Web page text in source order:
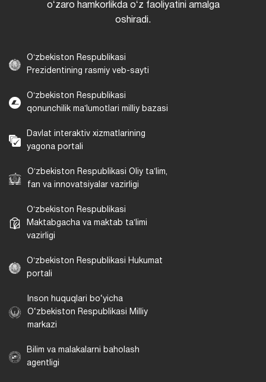
oʻzaro hamkorlikda oʻz faoliyatini amalga
oshiradi.
Oʻzbekiston Respublikasi
Prezidentining rasmiy veb-sayti
Oʻzbekiston Respublikasi
qonunchilik maʼlumotlari milliy bazasi
Davlat interaktiv xizmatlarining
yagona portali
Oʻzbekiston Respublikasi Oliy taʼlim,
fan va innovatsiyalar vazirligi
Oʻzbekiston Respublikasi
Maktabgacha va maktab taʼlimi
vazirligi
Oʻzbekiston Respublikasi Hukumat
portali
Inson huquqlari bo‘yicha
O‘zbekiston Respublikasi Milliy
markazi
Bilim va malakalarni baholash
agentligi